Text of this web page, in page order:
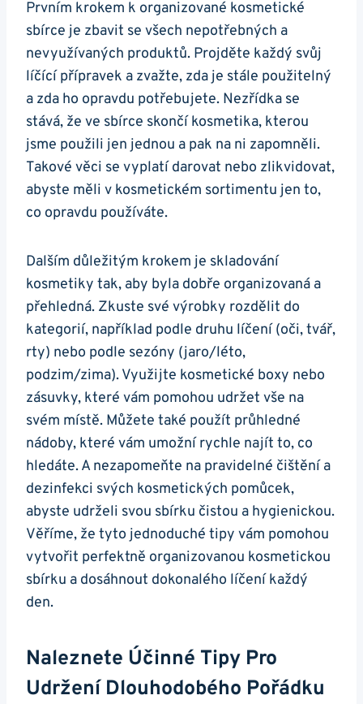
Prvním krokem k organizované kosmetické
sbírce je zbavit se všech nepotřebných a
nevyužívaných produktů. Projděte každý svůj
líčící přípravek a zvažte, zda je stále použitelný
a zda ho opravdu potřebujete. Nezřídka se
stává, že ve sbírce skončí kosmetika, kterou
jsme použili jen jednou a pak na ni zapomněli.
Takové věci se vyplatí darovat nebo zlikvidovat,
abyste měli v kosmetickém sortimentu jen to,
co opravdu používáte.
Dalším důležitým krokem je skladování
kosmetiky tak, aby byla dobře organizovaná a
přehledná. Zkuste své výrobky rozdělit do
kategorií, například podle druhu líčení (oči, tvář,
rty) nebo podle sezóny (jaro/léto,
podzim/zima). Využijte kosmetické boxy nebo
zásuvky, které vám pomohou udržet vše na
svém místě. Můžete také použít průhledné
nádoby, které vám umožní rychle najít to, co
hledáte. A nezapomeňte na pravidelné čištění a
dezinfekci svých kosmetických pomůcek,
abyste udrželi svou sbírku čistou a hygienickou.
Věříme, že tyto jednoduché tipy vám pomohou
vytvořit perfektně organizovanou kosmetickou
sbírku a dosáhnout dokonalého líčení každý
den.
Naleznete Účinné Tipy Pro
Udržení Dlouhodobého Pořádku